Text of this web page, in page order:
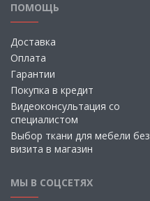
ПОМОЩЬ
Доставка
Оплата
Гарантии
Покупка в кредит
Видеоконсультация со
специалистом
Выбор ткани для мебели без
визита в магазин
МЫ В СОЦСЕТЯХ